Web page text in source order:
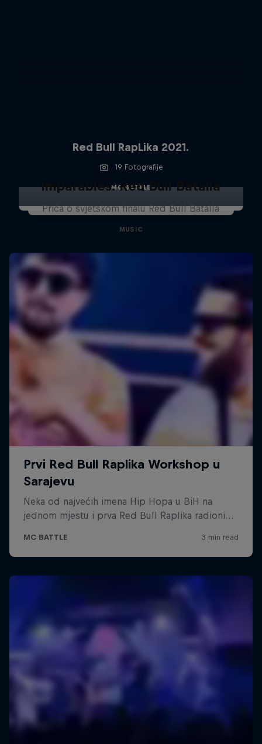
Red Bull RapLika 2021.
19 Fotografije
MC BATTLE
Imparables: Red Bull Batalla
Priča o svjetskom finalu Red Bull Batalla
MUSIC